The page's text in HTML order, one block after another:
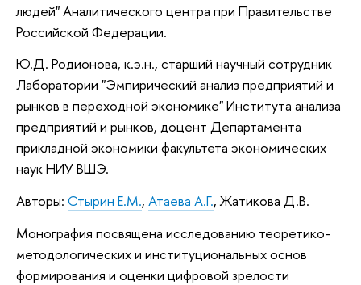
людей" Аналитического центра при Правительстве
Российской Федерации.
Ю.Д. Родионова, к.э.н., старший научный сотрудник
Лаборатории "Эмпирический анализ предприятий и
рынков в переходной экономике" Института анализа
предприятий и рынков, доцент Департамента
прикладной экономики факультета экономических
наук НИУ ВШЭ.
Авторы: Стырин Е.М., Атаева А.Г., Жатикова Д.В.
Монография посвящена исследованию теоретико-
методологических и институциональных основ
формирования и оценки цифровой зрелости